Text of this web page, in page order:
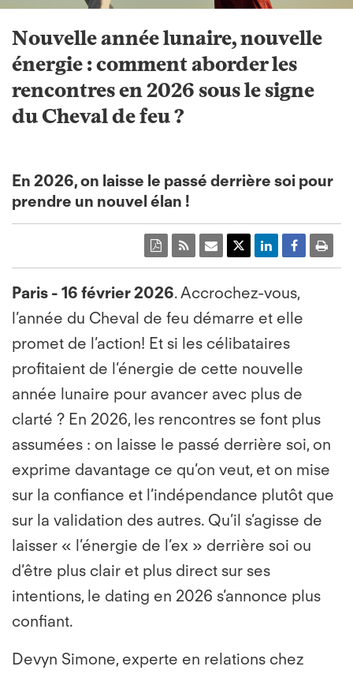
Nouvelle année lunaire, nouvelle
énergie : comment aborder les
rencontres en 2026 sous le signe
du Cheval de feu ?
En 2026, on laisse le passé derrière soi pour
prendre un nouvel élan !
Paris - 16 février 2026.Accrochez-vous,
l’année du Cheval de feu démarre et elle
promet de l’action! Et si les célibataires
profitaient de l’énergie de cette nouvelle
année lunaire pour avancer avec plus de
clarté ? En 2026, les rencontres se font plus
assumées : on laisse le passé derrière soi, on
exprime davantage ce qu’on veut, et on mise
sur la confiance et l’indépendance plutôt que
sur la validation des autres. Qu’il s’agisse de
laisser « l’énergie de l’ex » derrière soi ou
d’être plus clair et plus direct sur ses
intentions, le dating en 2026 s’annonce plus
confiant.
Devyn Simone, experte en relations chez